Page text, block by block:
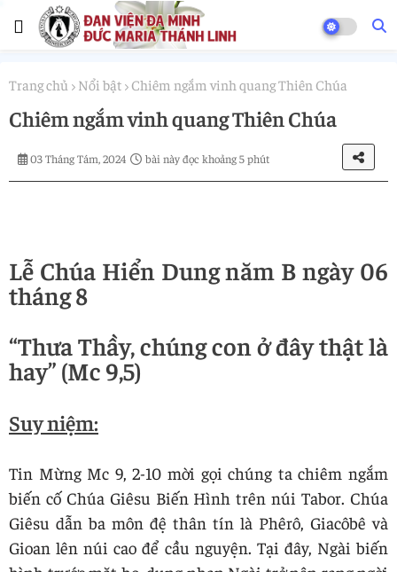
Trang chủ Nổi bật Chiêm ngắm vinh quang Thiên Chúa
Chiêm ngắm vinh quang Thiên Chúa
03 Tháng Tám, 2024 bài này đọc khoảng 5 phút
Lễ Chúa Hiển Dung năm B ngày 06
tháng 8
“Thưa Thầy, chúng con ở đây thật là
hay” (Mc 9,5)
Suy niệm:
Tin Mừng Mc 9, 2-10 mời gọi chúng ta chiêm ngắm
biến cố Chúa Giêsu Biến Hình trên núi Tabor. Chúa
Giêsu dẫn ba môn đệ thân tín là Phêrô, Giacôbê và
Gioan lên núi cao để cầu nguyện. Tại đây, Ngài biến